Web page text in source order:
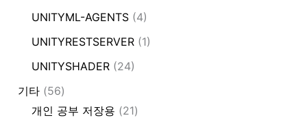
UNITYML-AGENTS (4)
UNITYRESTSERVER (1)
UNITYSHADER (24)
기타 (56)
개인 공부 저장용 (21)